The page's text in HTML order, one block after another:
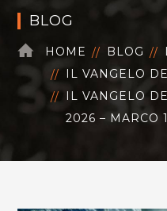
BLOG
HOME BLOG
IL VANGELO
IL VANGELO
2026 – MARCO